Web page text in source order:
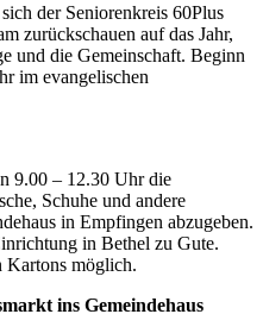
der Seniorenkreis 60Plus
zurückschauen auf das Jahr,
und die Gemeinschaft. Beginn
im evangelischen
9.00 – 12.30 Uhr die
Schuhe und andere
in Empfingen abzugeben.
in Bethel zu Gute.
Kartons möglich.
ins Gemeindehaus